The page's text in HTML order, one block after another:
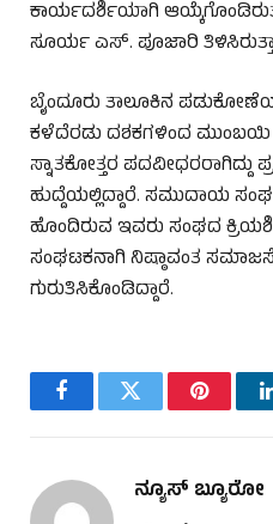
ಕಾರ್ಯದರ್ಶಿಯಾಗಿ
ಸೂರ್ಯ ಎಸ್. ಪೂಜಾರಿ
ಬೈಂದೂರು ತಾಲೂಕಿನ
ಕಳೆದೆರಡು ದಶಕಗಳಿಂದ ಮುಂಬಯಿ
ಸ್ನಾತಕೋತ್ತರ ಪದವೀಧರರಾಗಿದ್ದು
ಹುದ್ದೆಯಲ್ಲಿದ್ದಾರೆ. ಸಮುದಾಯ
ಹೊಂದಿರುವ ಇವರು ಸಂಘದ
ಸಂಘಟಕನಾಗಿ ನಿಷ್ಠಾವಂತ
ಗುರುತಿಸಿಕೊಂಡಿದ್ದಾರೆ.
FacebookTwitter Pinterest
ನ್ಯೂಸ್ ಬ್ಯೂರೋ